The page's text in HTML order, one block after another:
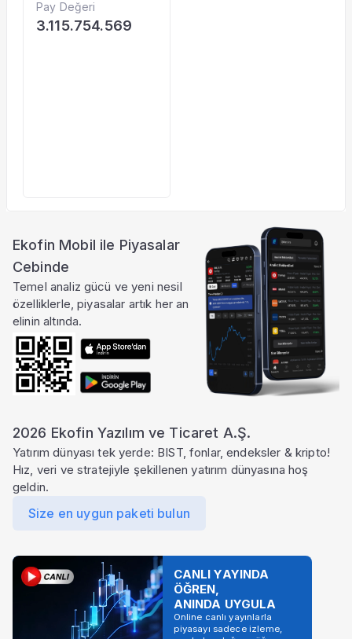
Pay Değeri
3.115.754.569
Ekofin Mobil ile Piyasalar
Cebinde
Temel analiz gücü ve yeni nesil
özelliklerle, piyasalar artık her an
elinin altında.
2026 Ekofin Yazılım ve Ticaret A.Ş.
Yatırım dünyası tek yerde: BIST, fonlar, endeksler & kripto!
Hız, veri ve stratejiyle şekillenen yatırım dünyasına hoş
geldin.
Size en uygun paketi bulun
CANLI YAYINDA
ÖĞREN,
ANINDA UYGULA
Online canlı yayınlarla
piyasayı sadece izleme,